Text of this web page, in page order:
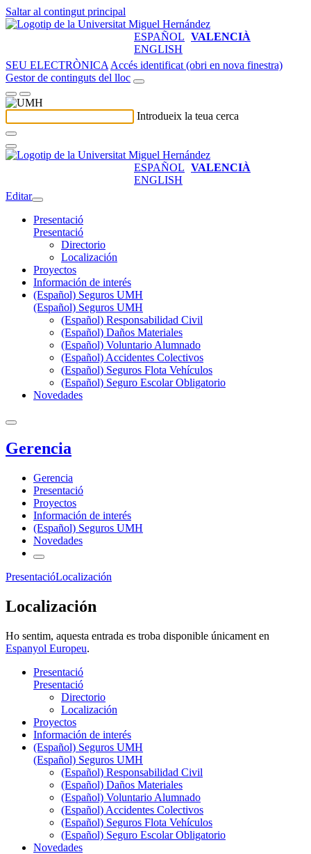
Saltar al contingut principal
ESPAÑOL VALENCIÀ
ENGLISH
SEU ELECTRÒNICA Accés identificat (obri en nova finestra)
Gestor de continguts del lloc
Introdueix la teua cerca
ESPAÑOL VALENCIÀ
ENGLISH
Editar
Presentació
Presentació
Directorio
Localización
Proyectos
Información de interés
(Español) Seguros UMH
(Español) Seguros UMH
(Español) Responsabilidad Civil
(Español) Daños Materiales
(Español) Voluntario Alumnado
(Español) Accidentes Colectivos
(Español) Seguros Flota Vehículos
(Español) Seguro Escolar Obligatorio
Novedades
Gerencia
Gerencia
Presentació
Proyectos
Información de interés
(Español) Seguros UMH
Novedades
PresentacióLocalización
Localización
Ho sentim, aquesta entrada es troba disponible únicament en
Espanyol Europeu.
Presentació
Presentació
Directorio
Localización
Proyectos
Información de interés
(Español) Seguros UMH
(Español) Seguros UMH
(Español) Responsabilidad Civil
(Español) Daños Materiales
(Español) Voluntario Alumnado
(Español) Accidentes Colectivos
(Español) Seguros Flota Vehículos
(Español) Seguro Escolar Obligatorio
Novedades